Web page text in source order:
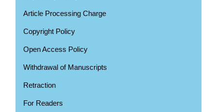
Article Processing Charge
Copyright Policy
Open Access Policy
Withdrawal of Manuscripts
Retraction
For Readers